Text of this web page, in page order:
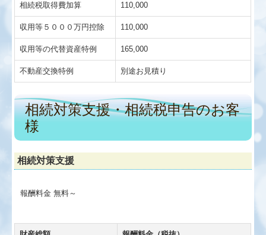
相続税取得費加算 110,000
収用等５０００万円控除 110,000
収用等の代替資産特例 165,000
不動産交換特例 別途お見積り
相続対策支援・相続税申告のお客
様
相続対策支援
報酬料金 無料～